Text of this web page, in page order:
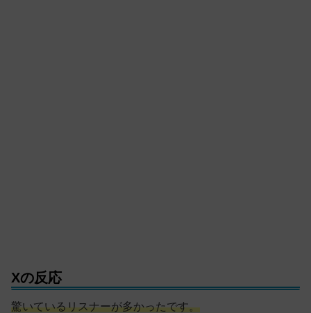
Xの反応
驚いているリスナーが多かったです。